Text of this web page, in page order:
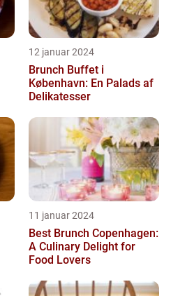
12 januar 2024
Brunch Buffet i
København: En Palads af
Delikatesser
11 januar 2024
Best Brunch Copenhagen:
A Culinary Delight for
Food Lovers